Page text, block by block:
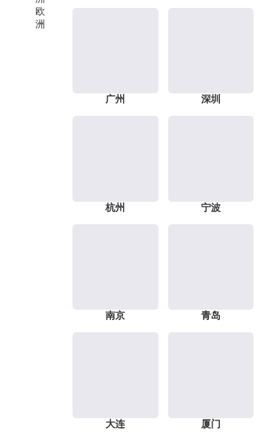
欧
洲
广州 深圳
杭州 宁波
南京 青岛
大连 厦门